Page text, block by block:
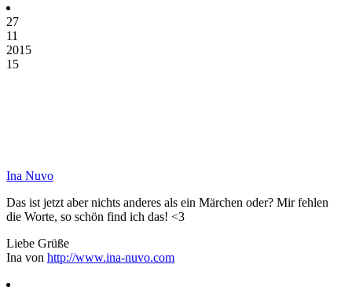
27
11
2015
15
Ina Nuvo
Das ist jetzt aber nichts anderes als ein Märchen oder? Mir fehlen
die Worte, so schön find ich das! <3
Liebe Grüße
Ina von http://www.ina-nuvo.com